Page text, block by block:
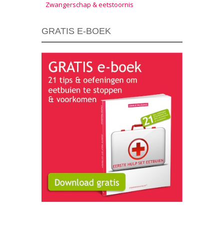
Zwangerschap & eetstoornis
GRATIS E-BOEK